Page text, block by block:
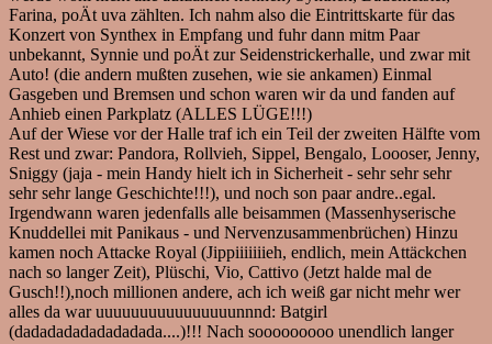
Farina, poÄt uva zählten. Ich nahm also die Eintrittskarte für das
Konzert von Synthex in Empfang und fuhr dann mitm Paar
unbekannt, Synnie und poÄt zur Seidenstrickerhalle, und zwar mit
Auto! (die andern mußten zusehen, wie sie ankamen) Einmal
Gasgeben und Bremsen und schon waren wir da und fanden auf
Anhieb einen Parkplatz (ALLES LÜGE!!!)
Auf der Wiese vor der Halle traf ich ein Teil der zweiten Hälfte vom
Rest und zwar: Pandora, Rollvieh, Sippel, Bengalo, Loooser, Jenny,
Sniggy (jaja - mein Handy hielt ich in Sicherheit - sehr sehr sehr
sehr sehr lange Geschichte!!!), und noch son paar andre..egal.
Irgendwann waren jedenfalls alle beisammen (Massenhyserische
Knuddellei mit Panikaus - und Nervenzusammenbrüchen) Hinzu
kamen noch Attacke Royal (Jippiiiiiiieh, endlich, mein Attäckchen
nach so langer Zeit), Plüschi, Vio, Cattivo (Jetzt halde mal de
Gusch!!),noch millionen andere, ach ich weiß gar nicht mehr wer
alles da war uuuuuuuuuuuuuuuunnnd: Batgirl
(dadadadadadadadada....)!!! Nach sooooooooo unendlich langer